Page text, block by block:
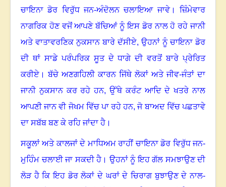
ਚਾਇਨਾ ਡੋਰ ਵਿਰੁੱਧ ਜਨ-ਅੰਦੋਲਨ ਚਲਾਇਆ ਜਾਵੇ।
ਜ਼ਿੰਮੇਵਾਰ
ਨਾਗਰਿਕ ਹੋਣ ਵਜੋਂ ਆਪਣੇ ਬੱਚਿਆਂ ਨੂੰ ਇਸ ਡੋਰ ਨਾਲ ਹੋ ਰਹੇ ਜਾਨੀ
ਅਤੇ ਵਾਤਾਵਰਣਿਕ ਨੁਕਸਾਨ ਬਾਰੇ ਦੱਸੀਏ, ਉਹਨਾਂ ਨੂੰ ਚਾਇਨਾ ਡੋਰ
ਦੀ ਥਾਂ ਸਾਡੇ ਪਰੰਪਰਿਕ ਸੂਤ ਦੇ ਧਾਗੇ ਦੀ ਵਰਤੋਂ ਬਾਰੇ ਪ੍ਰੇਰਿਤ
ਕਰੀਏ ।ਬੱਚੇ ਅਣਗਹਿਲੀ ਕਾਰਨ ਜਿੱਥੇ ਲੋਕਾਂ ਅਤੇ ਜੀਵ-ਜੰਤਾਂ ਦਾ
ਜਾਨੀ ਨੁਕਸਾਨ ਕਰ ਰਹੇ ਹਨ, ਉੱਥੇ ਕਰੰਟ ਆਦਿ ਦੇ ਖਤਰੇ ਨਾਲ
ਆਪਣੀ ਜਾਨ ਵੀ ਜੋਖਮ ਵਿੱਚ ਪਾ ਰਹੇ ਹਨ,ਜੋ ਬਾਅਦ ਵਿੱਚ ਪਛਤਾਵੇ
ਦਾ ਸਬੱਬ ਬਣ ਕੇ ਰਹਿ ਜਾਂਦਾ ਹੈ ।
ਸਕੂਲਾਂ ਅਤੇ ਕਾਲਜਾਂ ਦੇ ਮਾਧਿਅਮ ਰਾਹੀਂ ਚਾਇਨਾ ਡੋਰ ਵਿਰੁੱਧ ਜਨ-
ਮੁਹਿੰਮ ਚਲਾਈ ਜਾ ਸਕਦੀ ਹੈ । ਉਹਨਾਂ ਨੂੰ ਇਹ ਗੱਲ ਸਮਝਾਉਣ ਦੀ
ਲੋੜ ਹੈ ਕਿ ਇਹ ਡੋਰ ਲੋਕਾਂ ਦੇ ਘਰਾਂ ਦੇ ਚਿਰਾਗ ਬੁਝਾਉਣ ਦੇ ਨਾਲ-